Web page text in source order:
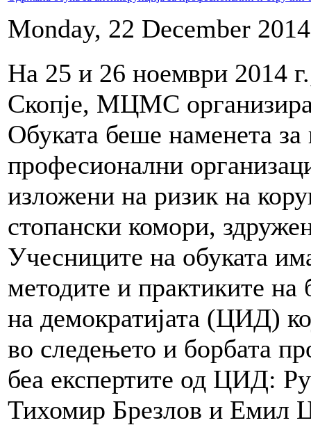
Monday, 22 December
На 25 и 26 ноември 2014
Скопје, МЦМС
Обуката беше наменета за
професионални
изложени на ризик на
стопански комори,
Учесниците на обуката
методите и практиките на
на демократијата (ЦИД)
во следењето и борбата
беа експертите од ЦИД:
Тихомир Брезлов и Емил